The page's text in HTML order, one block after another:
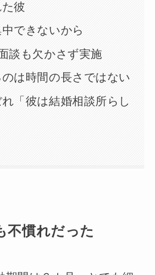
彼
できないから
談も欠かさず実施
は時間の長さではない
「彼は結婚相談所らし
不慣れだった